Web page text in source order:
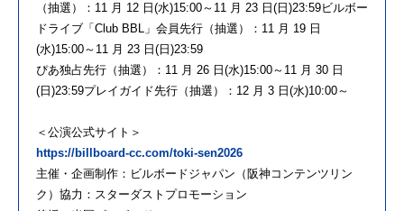
（抽選）：11 月 12 日(水)15:00～11 月 23 日(日)23:59ビルボー
ドライブ「Club BBL」会員先行（抽選）：11 月 19 日
(水)15:00～11 月 23 日(日)23:59
ぴあ独占先行（抽選）：11 月 26 日(水)15:00～11 月 30 日
(日)23:59プレイガイド先行（抽選）：12 月 3 日(水)10:00～
＜公演公式サイト＞
https://billboard-cc.com/toki-sen2026
主催・企画制作：ビルボードジャパン（阪神コンテンツリン
ク）協力：スターダストプロモーション